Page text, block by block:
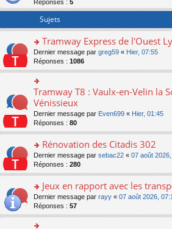
er
s
s
a
g
e
n
o
n
lu
le
pl
u
s
ré
c
nt
Réponses : 5
Sujets
o
n
s
ult
er
le
m
e
s
s
a
g
e
n
lu
le
pl
u
Tramway Express de l'Ouest
Dernier message par greg59 « Hier, 07:55
Réponses : 1086
o
n
ult
er
le
m
e
s
s
a
g
e
n
o
Tramway T8 : Vaulx-en-Velin la
Vénissieux
Dernier message par Even699 « Hier, 01:45
Réponses : 80
o
n
s
ult
er
le
m
e
Rénovation des Citadis 302
Dernier message par sebac22 « 07 août 2026,
Réponses : 280
o
n
s
ult
Jeux en rapport avec les
Dernier message par rayy « 07 août 2026,
Réponses : 57